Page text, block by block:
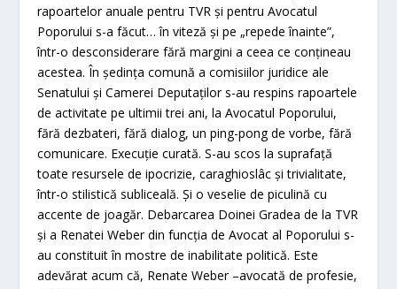
rapoartelor anuale pentru TVR şi pentru Avocatul
Poporului s-a făcut… în viteză şi pe „repede înainte”,
într-o desconsiderare fără margini a ceea ce conţineau
acestea. În şedinţa comună a comisiilor juridice ale
Senatului şi Camerei Deputaţilor s-au respins rapoartele
de activitate pe ultimii trei ani, la Avocatul Poporului,
fără dezbateri, fără dialog, un ping-pong de vorbe, fără
comunicare. Execuţie curată. S-au scos la suprafaţă
toate resursele de ipocrizie, caraghioslâc şi trivialitate,
într-o stilistică subliceală. Şi o veselie de piculină cu
accente de joagăr. Debarcarea Doinei Gradea de la TVR
şi a Renatei Weber din funcţia de Avocat al Poporului s-
au constituit în mostre de inabilitate politică. Este
adevărat acum că, Renate Weber –avocată de profesie,